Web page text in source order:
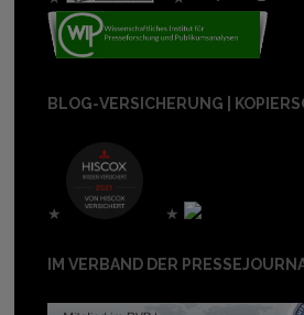
BLOG-VERSICHERUNG |
★ ★
IM VERBAND DER